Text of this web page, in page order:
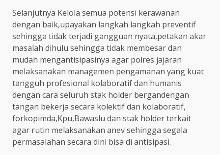
Selanjutnya Kelola semua potensi kerawanan
dengan baik,upayakan langkah langkah preventif
sehingga tidak terjadi gangguan nyata,petakan akar
masalah dihulu sehingga tidak membesar dan
mudah mengantisipasinya agar polres jajaran
melaksanakan managemen pengamanan yang kuat
tangguh profesional kolaboratif dan humanis
dengan cara seluruh stak holder bergandengan
tangan bekerja secara kolektif dan kolaboratif,
forkopimda,Kpu,Bawaslu dan stak holder terkait
agar rutin melaksanakan anev sehingga segala
permasalahan secara dini bisa di antisipasi.